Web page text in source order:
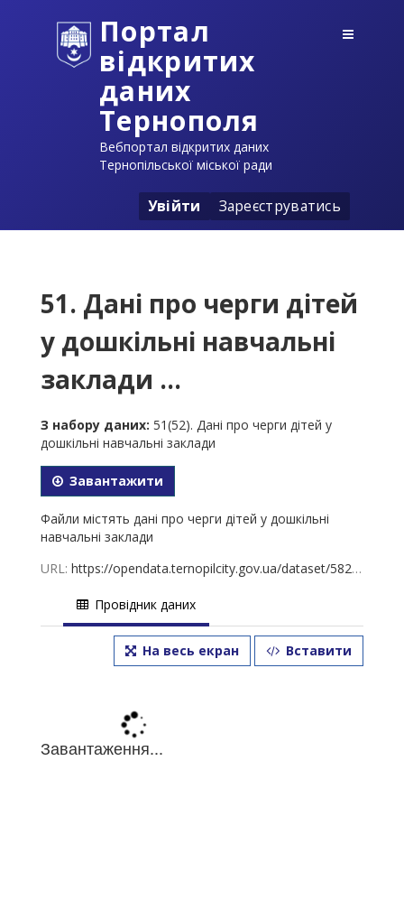
Портал
відкритих
даних
Тернополя
Вебпортал відкритих даних
Тернопільської міської ради
Увійти Зареєструватись
51. Дані про черги дітей
у дошкільні навчальні
заклади ...
З набору даних: 51(52). Дані про черги дітей у
дошкільні навчальні заклади
Завантажити
Файли містять дані про черги дітей у дошкільні
навчальні заклади
URL: https://opendata.ternopilcity.gov.ua/dataset/582973bd-df09-4701-902c-d6675a3b2cc4/resource/5d7a4e72-db2a-4ab0-bc79-267ecc40dea9/download/51.-30.09.2024.xls
Провідник даних
На весь екран Вставити